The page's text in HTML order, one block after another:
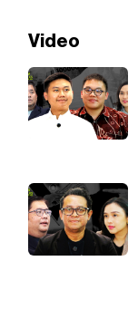
Video